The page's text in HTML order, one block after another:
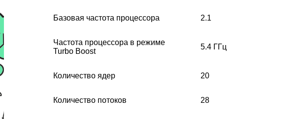
Базовая частота процессора 2.1
Частота процессора в режиме
Turbo Boost
5.4 ГГц
Количество ядер 20
Количество потоков 28